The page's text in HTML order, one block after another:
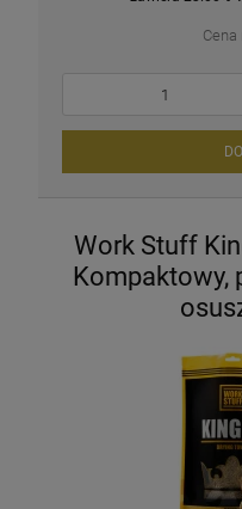
Cena
Work Stuff
Kompaktowy,